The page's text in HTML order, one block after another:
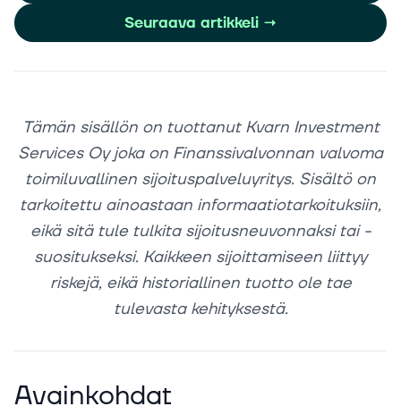
Seuraava artikkeli →
Tämän sisällön on tuottanut Kvarn Investment
Services Oy joka on Finanssivalvonnan valvoma
toimiluvallinen sijoituspalveluyritys. Sisältö on
tarkoitettu ainoastaan informaatiotarkoituksiin,
eikä sitä tule tulkita sijoitusneuvonnaksi tai -
suositukseksi. Kaikkeen sijoittamiseen liittyy
riskejä, eikä historiallinen tuotto ole tae
tulevasta kehityksestä.
Avainkohdat